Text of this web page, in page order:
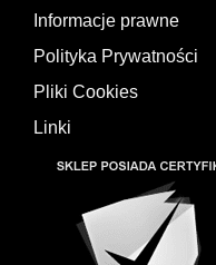
Informacje prawne
Polityka Prywatności
Pliki Cookies
Linki